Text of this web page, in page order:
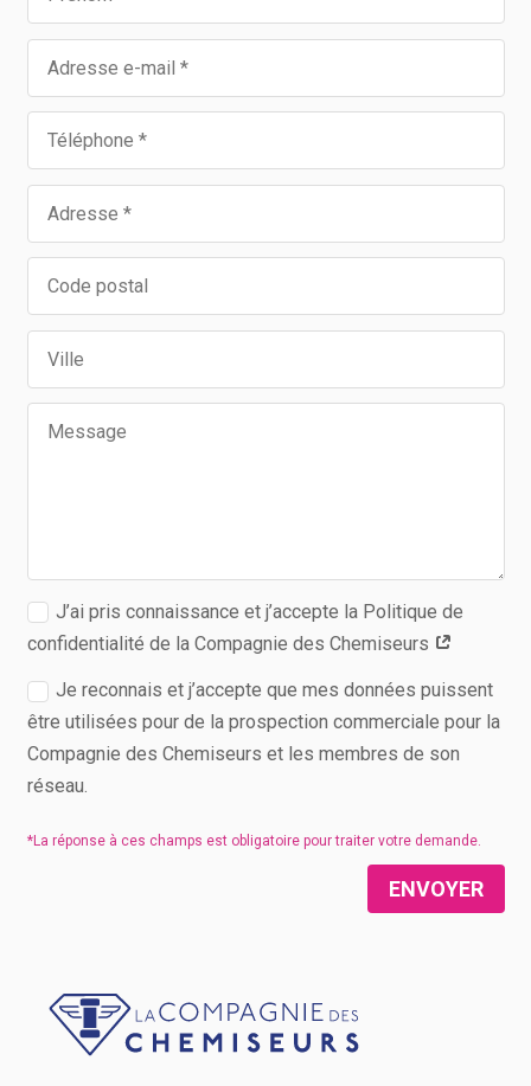
J’ai pris connaissance et j’accepte la Politique de
confidentialité de la Compagnie des Chemiseurs
Je reconnais et j’accepte que mes données puissent
être utilisées pour de la prospection commerciale pour la
Compagnie des Chemiseurs et les membres de son
réseau.
ENVOYER